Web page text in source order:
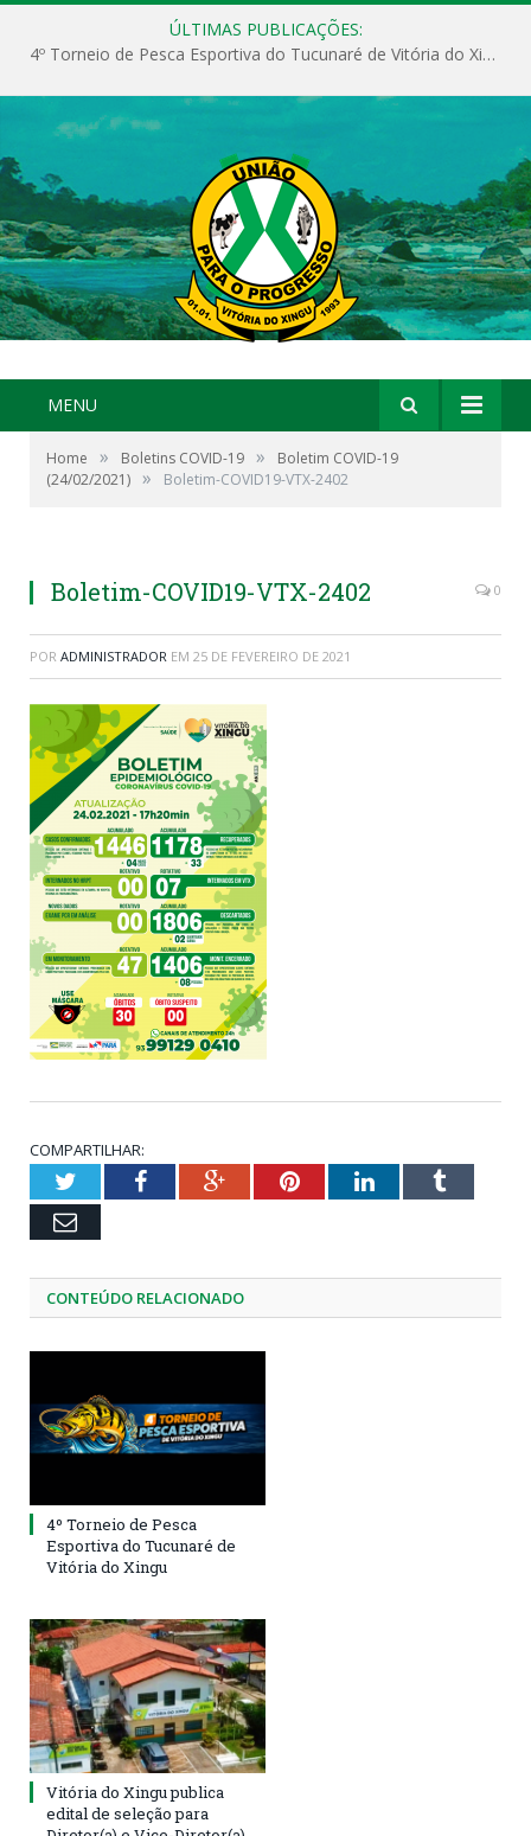
ÚLTIMAS PUBLICAÇÕES:
4º Torneio de Pesca Esportiva do Tucunaré de Vitória do Xingu
MENU
Home » Boletins COVID-19 »
Boletim COVID-19
(24/02/2021) » Boletim-COVID19-VTX-2402
Boletim-COVID19-VTX-2402 0
POR ADMINISTRADOR EM 25 DE FEVEREIRO DE 2021
COMPARTILHAR:
TwitterFacebookGoogle+PinterestLinkedInTumblr
Email
CONTEÚDO RELACIONADO
4º Torneio de Pesca
Esportiva do Tucunaré de
Vitória do Xingu
Vitória do Xingu publica
edital de seleção para